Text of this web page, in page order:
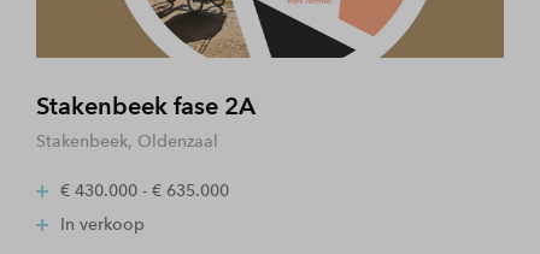
Stakenbeek fase 2A
Stakenbeek, Oldenzaal
€ 430.000 - € 635.000
In verkoop